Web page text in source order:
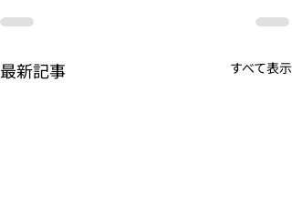
最新記事 すべて表示